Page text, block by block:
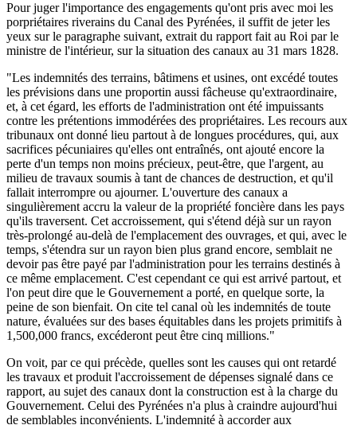
Pour juger l'importance des engagements qu'ont pris avec moi les
porpriétaires riverains du Canal des Pyrénées, il suffit de jeter les
yeux sur le paragraphe suivant, extrait du rapport fait au Roi par le
ministre de l'intérieur, sur la situation des canaux au 31 mars 1828.
"Les indemnités des terrains, bâtimens et usines, ont excédé toutes
les prévisions dans une proportin aussi fâcheuse qu'extraordinaire,
et, à cet égard, les efforts de l'administration ont été impuissants
contre les prétentions immodérées des propriétaires. Les recours aux
tribunaux ont donné lieu partout à de longues procédures, qui, aux
sacrifices pécuniaires qu'elles ont entraînés, ont ajouté encore la
perte d'un temps non moins précieux, peut-être, que l'argent, au
milieu de travaux soumis à tant de chances de destruction, et qu'il
fallait interrompre ou ajourner. L'ouverture des canaux a
singulièrement accru la valeur de la propriété foncière dans les pays
qu'ils traversent. Cet accroissement, qui s'étend déjà sur un rayon
très-prolongé au-delà de l'emplacement des ouvrages, et qui, avec le
temps, s'étendra sur un rayon bien plus grand encore, semblait ne
devoir pas être payé par l'administration pour les terrains destinés à
ce même emplacement. C'est cependant ce qui est arrivé partout, et
l'on peut dire que le Gouvernement a porté, en quelque sorte, la
peine de son bienfait. On cite tel canal où les indemnités de toute
nature, évaluées sur des bases équitables dans les projets primitifs à
1,500,000 francs, excéderont peut être cinq millions."
On voit, par ce qui précède, quelles sont les causes qui ont retardé
les travaux et produit l'accroissement de dépenses signalé dans ce
rapport, au sujet des canaux dont la construction est à la charge du
Gouvernement. Celui des Pyrénées n'a plus à craindre aujourd'hui
de semblables inconvénients. L'indemnité à accorder aux